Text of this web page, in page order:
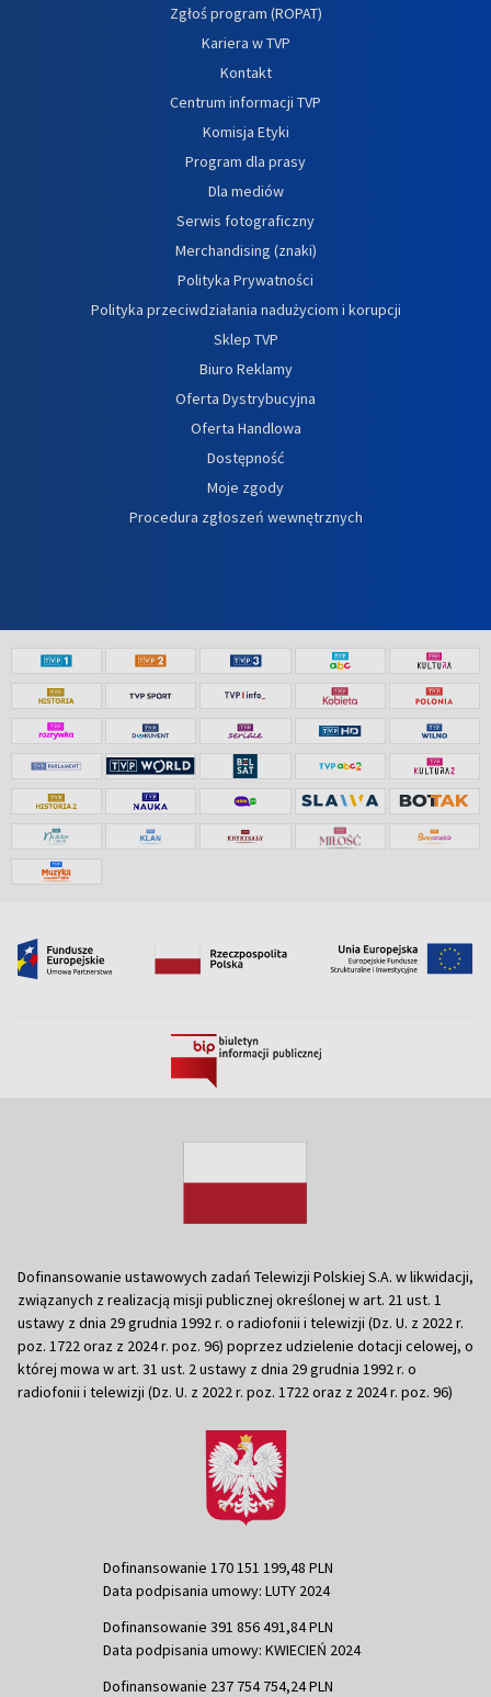
Zgłoś program (ROPAT)
Kariera w TVP
Kontakt
Centrum informacji TVP
Komisja Etyki
Program dla prasy
Dla mediów
Serwis fotograficzny
Merchandising (znaki)
Polityka Prywatności
Polityka przeciwdziałania nadużyciom i korupcji
Sklep TVP
Biuro Reklamy
Oferta Dystrybucyjna
Oferta Handlowa
Dostępność
Moje zgody
Procedura zgłoszeń wewnętrznych
Dofinansowanie ustawowych zadań Telewizji Polskiej S.A. w likwidacji,
związanych z realizacją misji publicznej określonej w art. 21 ust. 1
ustawy z dnia 29 grudnia 1992 r. o radiofonii i telewizji (Dz. U. z 2022 r.
poz. 1722 oraz z 2024 r. poz. 96) poprzez udzielenie dotacji celowej, o
której mowa w art. 31 ust. 2 ustawy z dnia 29 grudnia 1992 r. o
radiofonii i telewizji (Dz. U. z 2022 r. poz. 1722 oraz z 2024 r. poz. 96)
Dofinansowanie 170 151 199,48 PLN
Data podpisania umowy: LUTY 2024
Dofinansowanie 391 856 491,84 PLN
Data podpisania umowy: KWIECIEŃ 2024
Dofinansowanie 237 754 754,24 PLN